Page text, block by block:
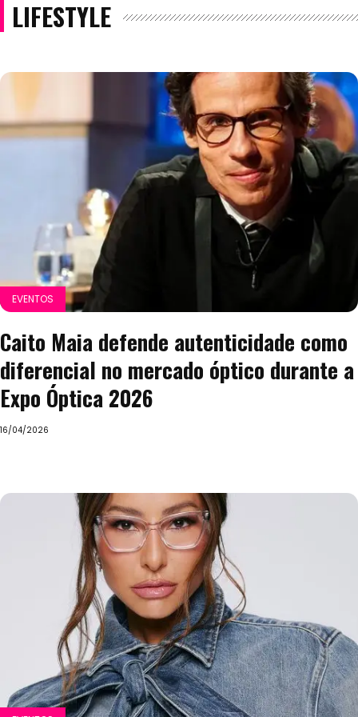
LIFESTYLE
EVENTOS
Caito Maia defende autenticidade como
diferencial no mercado óptico durante a
Expo Óptica 2026
16/04/2026